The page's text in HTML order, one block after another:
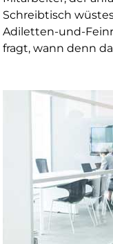
Schreibtisch
Adiletten-und-
fragt, wann denn